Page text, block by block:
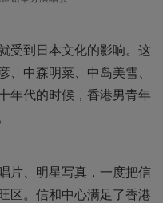
受到日本文化的影响。这
中森明菜、中岛美雪、
年代的时候，香港男青年
片、明星写真，一度把信
区。信和中心满足了香港